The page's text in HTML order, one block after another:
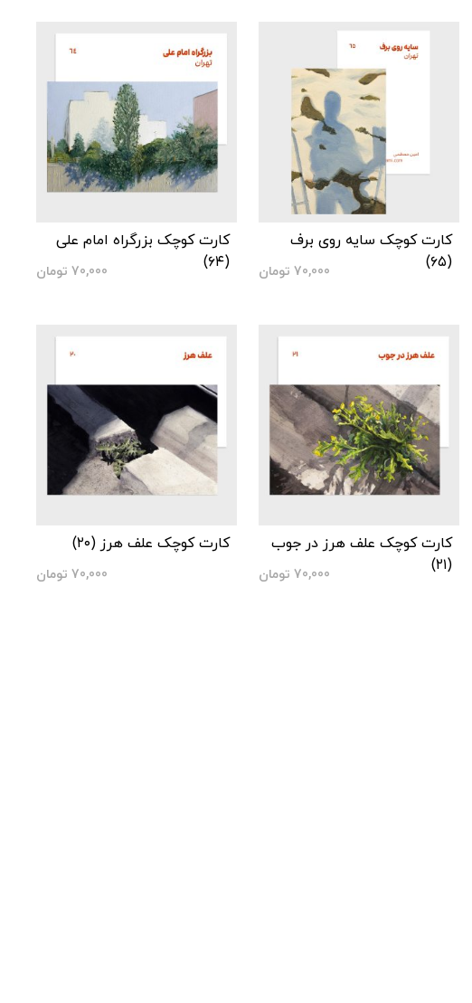
کارت کوچک سایه روی برف
(۶۵)
70,000 تومان
کارت کوچک بزرگراه امام علی
(۶۴)
70,000 تومان
کارت کوچک علف هرز در جوب
(۲۱)
70,000 تومان
کارت کوچک علف هرز (۲۰)
70,000 تومان